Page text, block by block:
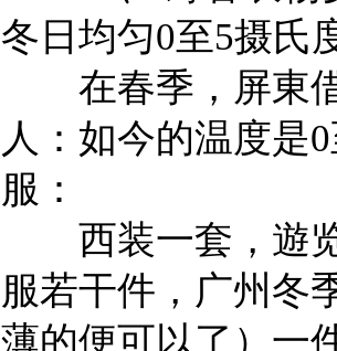
冬日均匀0至5摄氏
在春季，屏東借
人：如今的温度是
服：
西装一套，遊览
服若干件，广州冬
薄的便可以了）一